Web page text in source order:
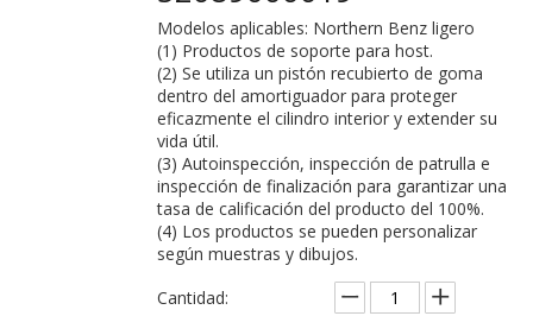
Modelos aplicables: Northern Benz ligero
(1) Productos de soporte para host.
(2) Se utiliza un pistón recubierto de goma
dentro del amortiguador para proteger
eficazmente el cilindro interior y extender su
vida útil.
(3) Autoinspección, inspección de patrulla e
inspección de finalización para garantizar una
tasa de calificación del producto del 100%.
(4) Los productos se pueden personalizar
según muestras y dibujos.
Cantidad: